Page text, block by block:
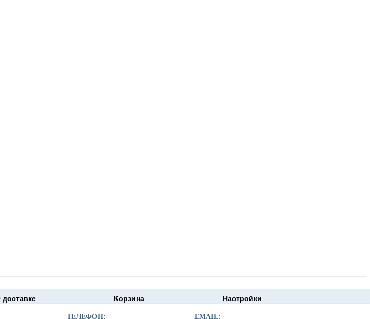
доставке Корзина Настройки
ТЕЛЕФОН: EMAIL: